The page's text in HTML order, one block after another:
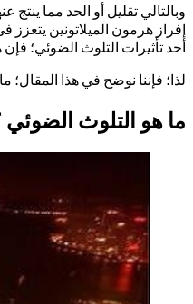
وبالتالي تقليل أو الحد مما
إفراز هرمون الميلاتونين يتعزز
أحد تأثيرات التلوث الضوئي؛ فإن
لذا؛ فإننا نوضح في هذا
ما هو التلوث الضوئي